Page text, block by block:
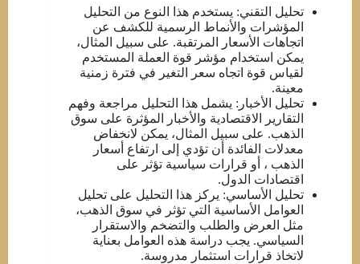
تحليل التقني: يستخدم هذا النوع من التحليل
المؤشرات والأنماط الرسمية للكشف عن
اتجاهات الأسعار المرتقبة. على سبيل المثال،
يمكن استخدام مؤشر قوة العملة المستخدم
لقياس قوة اتجاه سعر التغير في فترة زمنية
معينة.
تحليل الأخبار: يشمل هذا التحليل مراجعة وفهم
التقارير الاقتصادية والأخبار المؤثرة على سوق
الذهب. على سبيل المثال، يمكن لانخفاض
معدلات الفائدة أن تؤدي إلى ارتفاع أسعار
الذهب ، أو قرارات سياسية تؤثر على
اقتصادات الدول.
تحليل الأساسي: يركز هذا التحليل على تحليل
العوامل الأساسية التي تؤثر في سوق الذهب،
مثل العرض والطلب والتضخم والاستقرار
السياسي. يجب دراسة هذه العوامل بعناية
لاتخاذ قرارات استثمار مدروسة.